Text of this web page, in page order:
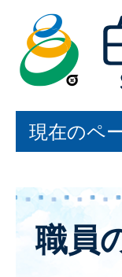
現在のペ
職員